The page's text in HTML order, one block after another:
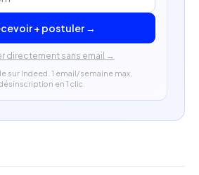
+ postuler →
directement sans email →
sur Indeed. 1 email/semaine max,
en 1 clic.